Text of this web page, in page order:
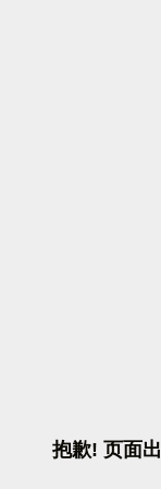
抱歉! 页面出